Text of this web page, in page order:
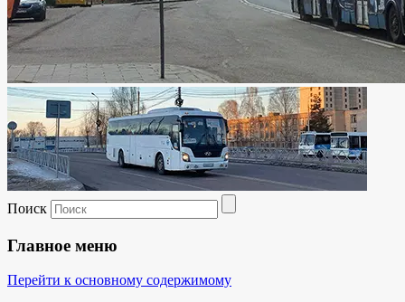
Поиск
Главное меню
Перейти к основному содержимому